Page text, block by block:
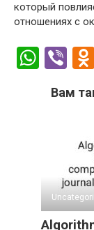
который
отношениях с
W
at
p
Vi
er
Вам